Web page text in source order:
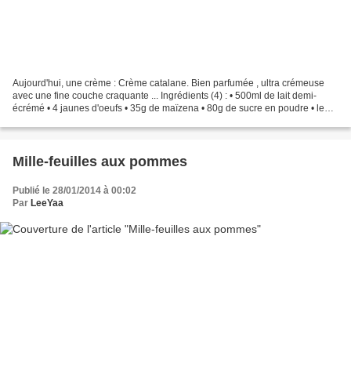
Aujourd'hui, une crème : Crème catalane. Bien parfumée , ultra crémeuse
avec une fine couche craquante ... Ingrédients (4) : • 500ml de lait demi-
écrémé • 4 jaunes d'oeufs • 35g de maïzena • 80g de sucre en poudre • le
Mille-feuilles aux pommes
Publié le 28/01/2014 à 00:02
Par LeeYaa